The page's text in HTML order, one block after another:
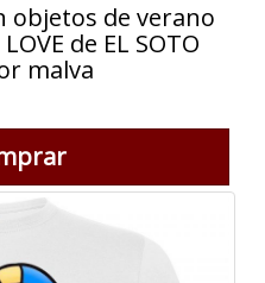
objetos de verano
de EL SOTO
malva